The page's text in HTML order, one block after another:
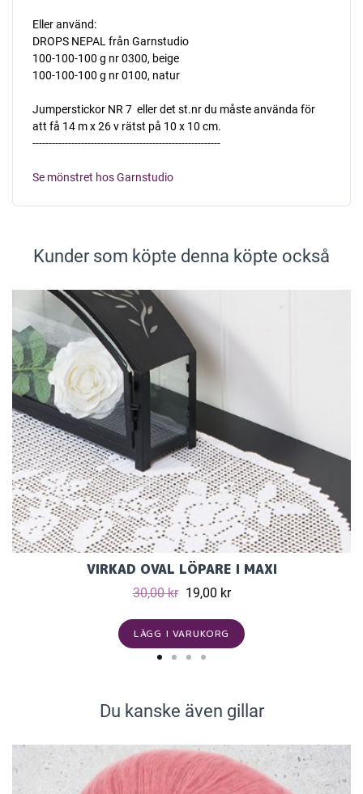
Eller använd:
DROPS NEPAL från Garnstudio
100-100-100 g nr 0300, beige
100-100-100 g nr 0100, natur
Jumperstickor NR 7  eller det st.nr du måste använda för
att få 14 m x 26 v rätst på 10 x 10 cm.
----------------------------------------------------------
Se mönstret hos Garnstudio
Kunder som köpte denna köpte också
VIRKAD OVAL LÖPARE I MAXI
30,00 kr 19,00 kr
LÄGG I VARUKORG
Du kanske även gillar